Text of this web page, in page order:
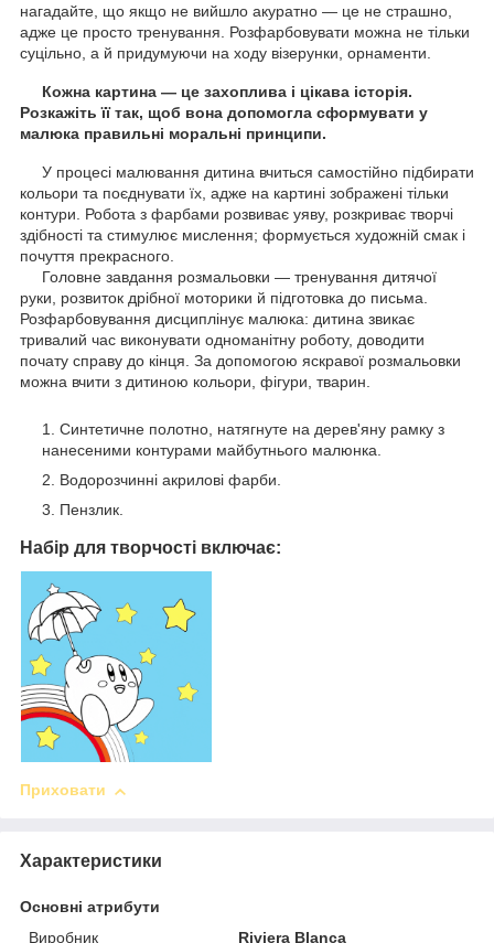
Набір для творчості включає:
Синтетичне полотно, натягнуте на дерев'яну рамку з
нанесеними контурами майбутнього малюнка.
Водорозчинні акрилові фарби.
Пензлик.
У процесі малювання дитина вчиться самостійно підбирати
кольори та поєднувати їх, адже на картині зображені тільки
контури. Робота з фарбами розвиває уяву, розкриває творчі
здібності та стимулює мислення; формується художній смак і
почуття прекрасного.
Головне завдання розмальовки — тренування дитячої
руки, розвиток дрібної моторики й підготовка до письма.
Розфарбовування дисциплінує малюка: дитина звикає
тривалий час виконувати одноманітну роботу, доводити
почату справу до кінця. За допомогою яскравої розмальовки
можна вчити з дитиною кольори, фігури, тварин.
нагадайте, що якщо не вийшло акуратно — це не страшно,
адже це просто тренування. Розфарбовувати можна не тільки
суцільно, а й придумуючи на ходу візерунки, орнаменти.
Кожна картина — це захоплива і цікава історія.
Розкажіть її так, щоб вона допомогла сформувати у
малюка правильні моральні принципи.
Приховати
Характеристики
Основні атрибути
Виробник
Riviera Blanca